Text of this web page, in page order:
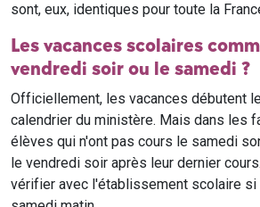
sont, eux, identiques pour toute la
Les vacances scolaires
vendredi soir ou le samedi ?
Officiellement, les vacances débutent
calendrier du ministère. Mais dans les
élèves qui n'ont pas cours le samedi
le vendredi soir après leur dernier
vérifier avec l'établissement scolaire